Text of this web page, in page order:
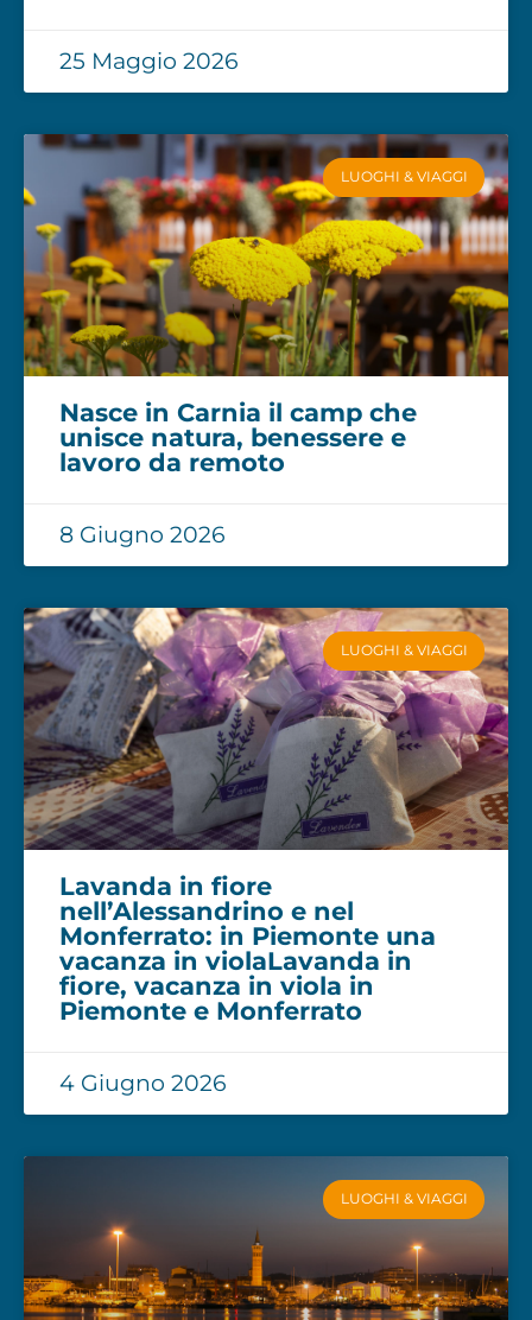
25 Maggio 2026
LUOGHI & VIAGGI
Nasce in Carnia il camp che
unisce natura, benessere e
lavoro da remoto
8 Giugno 2026
LUOGHI & VIAGGI
Lavanda in fiore
nell’Alessandrino e nel
Monferrato: in Piemonte una
vacanza in violaLavanda in
fiore, vacanza in viola in
Piemonte e Monferrato
4 Giugno 2026
LUOGHI & VIAGGI